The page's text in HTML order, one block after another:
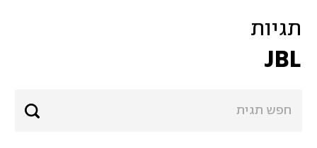
תגיות
JBL